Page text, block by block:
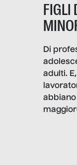
FIGLI
Di
adulti.